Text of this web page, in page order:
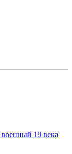
19 века